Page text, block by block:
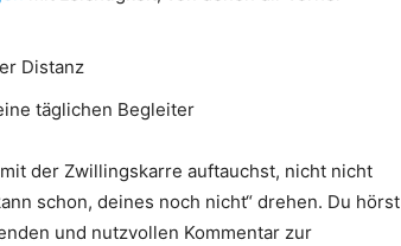
Distanz
täglichen Begleiter
der Zwillingskarre auftauchst, nicht nicht
schon, deines noch nicht“ drehen. Du hörst
und nutzvollen Kommentar zur